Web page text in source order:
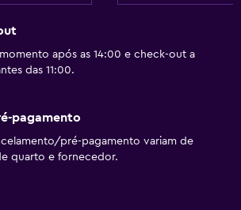
após as 14:00 e check-out a
das 11:00.
pagamento
pré-pagamento variam de
quarto e fornecedor.